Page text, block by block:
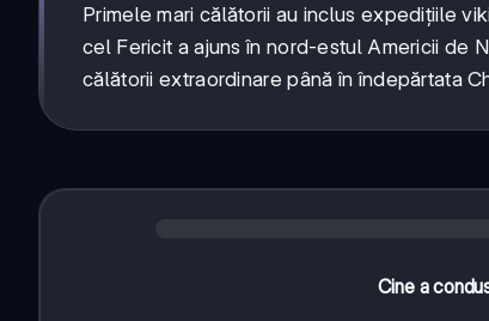
Primele mari călătorii au inclus expedițiile
cel Fericit a ajuns în nord-estul Americii de
călătorii extraordinare până în îndepărtata
Cine a